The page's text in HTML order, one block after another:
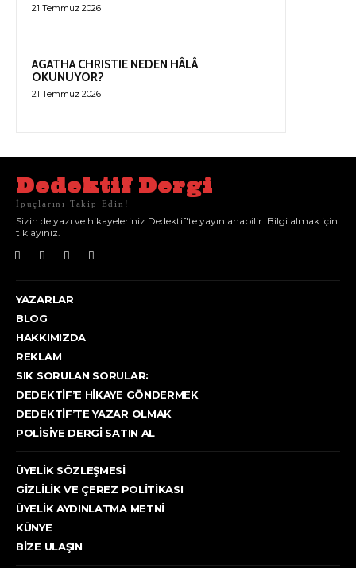
21 Temmuz 2026
AGATHA CHRISTIE NEDEN HÂLÂ
OKUNUYOR?
21 Temmuz 2026
Dedektif Dergi
İpuçlarını Takip Edin!
Sizin de yazı ve hikayeleriniz Dedektif'te yayınlanabilir. Bilgi almak için
tıklayınız.
YAZARLAR
BLOG
HAKKIMIZDA
REKLAM
SIK SORULAN SORULAR:
DEDEKTIF’E HIKAYE GÖNDERMEK
DEDEKTIF’TE YAZAR OLMAK
POLISIYE DERGI SATIN AL
ÜYELIK SÖZLEŞMESI
GIZLILIK VE ÇEREZ POLITIKASI
ÜYELIK AYDINLATMA METNI
KÜNYE
BIZE ULAŞIN